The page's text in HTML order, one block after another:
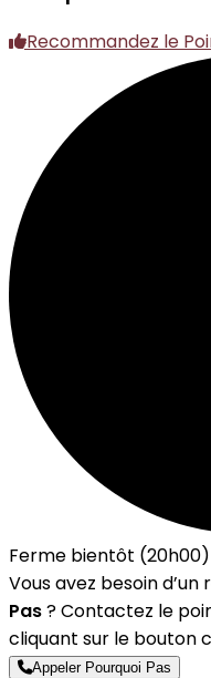
Recommandez le
Ferme bientôt (20h00)
Vous avez besoin
Pas? Contactez le
cliquant sur le bouton
Appeler Pourquoi Pas